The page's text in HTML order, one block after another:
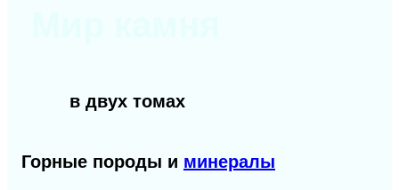
в двух томах
Горные породы и минералы